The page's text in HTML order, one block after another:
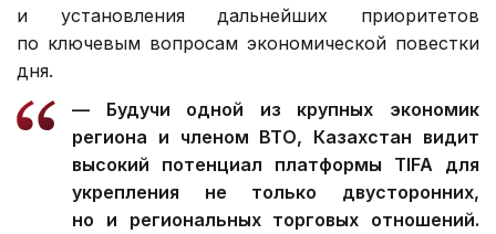
и установления дальнейших приоритетов
по ключевым вопросам экономической повестки
дня.
— Будучи одной из крупных экономик
региона и членом ВТО, Казахстан видит
высокий потенциал платформы TIFA для
укрепления не только двусторонних,
но и региональных торговых отношений.